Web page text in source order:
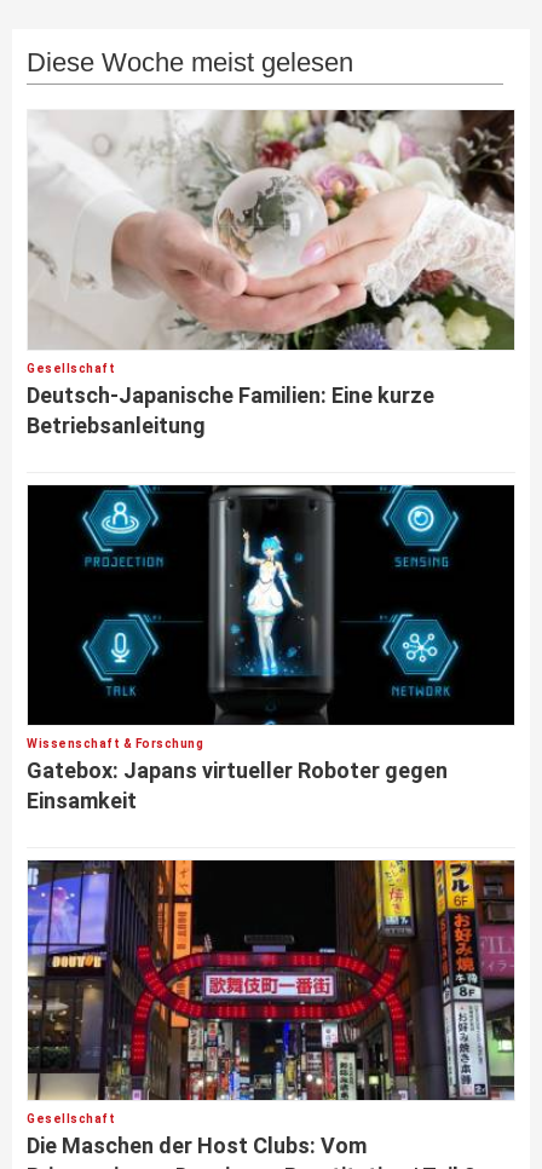
Diese Woche meist gelesen
Gesellschaft
Deutsch-Japanische Familien: Eine kurze
Betriebsanleitung
Wissenschaft & Forschung
Gatebox: Japans virtueller Roboter gegen
Einsamkeit
Gesellschaft
Die Maschen der Host Clubs: Vom